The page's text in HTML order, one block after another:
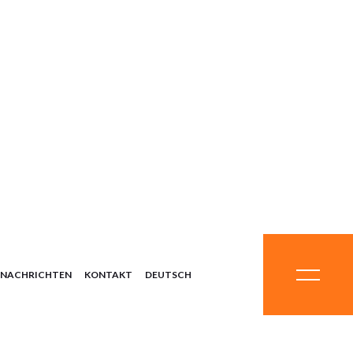
NACHRICHTEN KONTAKT DEUTSCH